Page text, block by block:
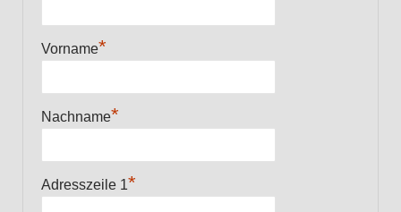
Vorname*
Nachname*
Adresszeile 1*